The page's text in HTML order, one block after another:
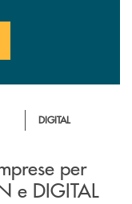
DIGITAL
per
e DIGITAL